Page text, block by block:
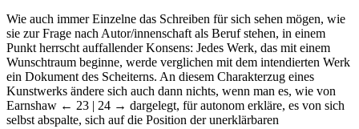
Wie auch immer Einzelne das Schreiben für sich sehen mögen, wie
sie zur Frage nach Autor/innenschaft als Beruf stehen, in einem
Punkt herrscht auffallender Konsens: Jedes Werk, das mit einem
Wunschtraum beginne, werde verglichen mit dem intendierten Werk
ein Dokument des Scheiterns. An diesem Charakterzug eines
Kunstwerks ändere sich auch dann nichts, wenn man es, wie von
Earnshaw ← 23 | 24 → dargelegt, für autonom erkläre, es von sich
selbst abspalte, sich auf die Position der unerklärbaren